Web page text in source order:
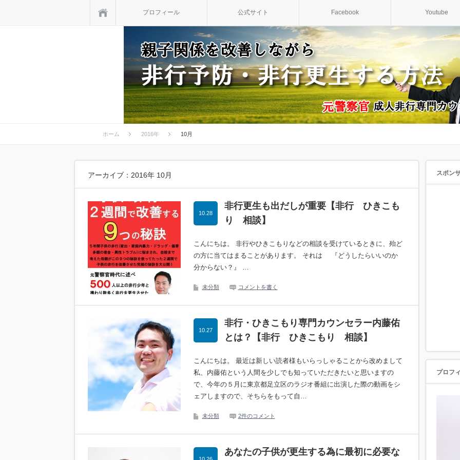
プロフィール 公式サイト Facebook Youtube
ホーム 2016年 10月
アーカイブ：2016年 10月
非行更生も出だしが重要【非行 ひきこも
り 相談】
10.28
こんにちは。 非行やひきこもりなどの相談を受けているときに、殆ど
の方に当てはまることがあります。 それは 『どうしたらいいのか
分からない？』 …
未分類 コメントを書く
非行・ひきこもり専門カウンセラー内藤佑
とは？【非行 ひきこもり 相談】
10.27
こんにちは。 最近は新しい読者様もいらっしゃることから改めまして
私、内藤佑という人間を少しでも知っていただきたいと思いますの
で、今年の５月に東京都足立区のラジオ番組に出演した際の動画をシ
ェアしますので、そちらをもって自…
未分類 2件のコメント
あなたの子供が更生する為に最初に必要な
スポン
プロフ